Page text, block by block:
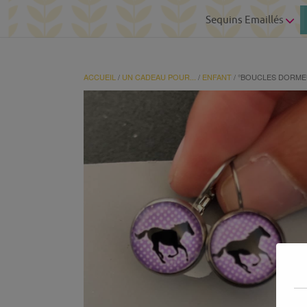
Sequins Emaillés
ACCUEIL / UN CADEAU POUR... / ENFANT/ °BOUCLES